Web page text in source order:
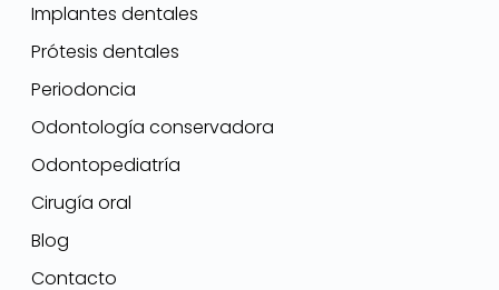
Implantes dentales
Prótesis dentales
Periodoncia
Odontología conservadora
Odontopediatría
Cirugía oral
Blog
Contacto